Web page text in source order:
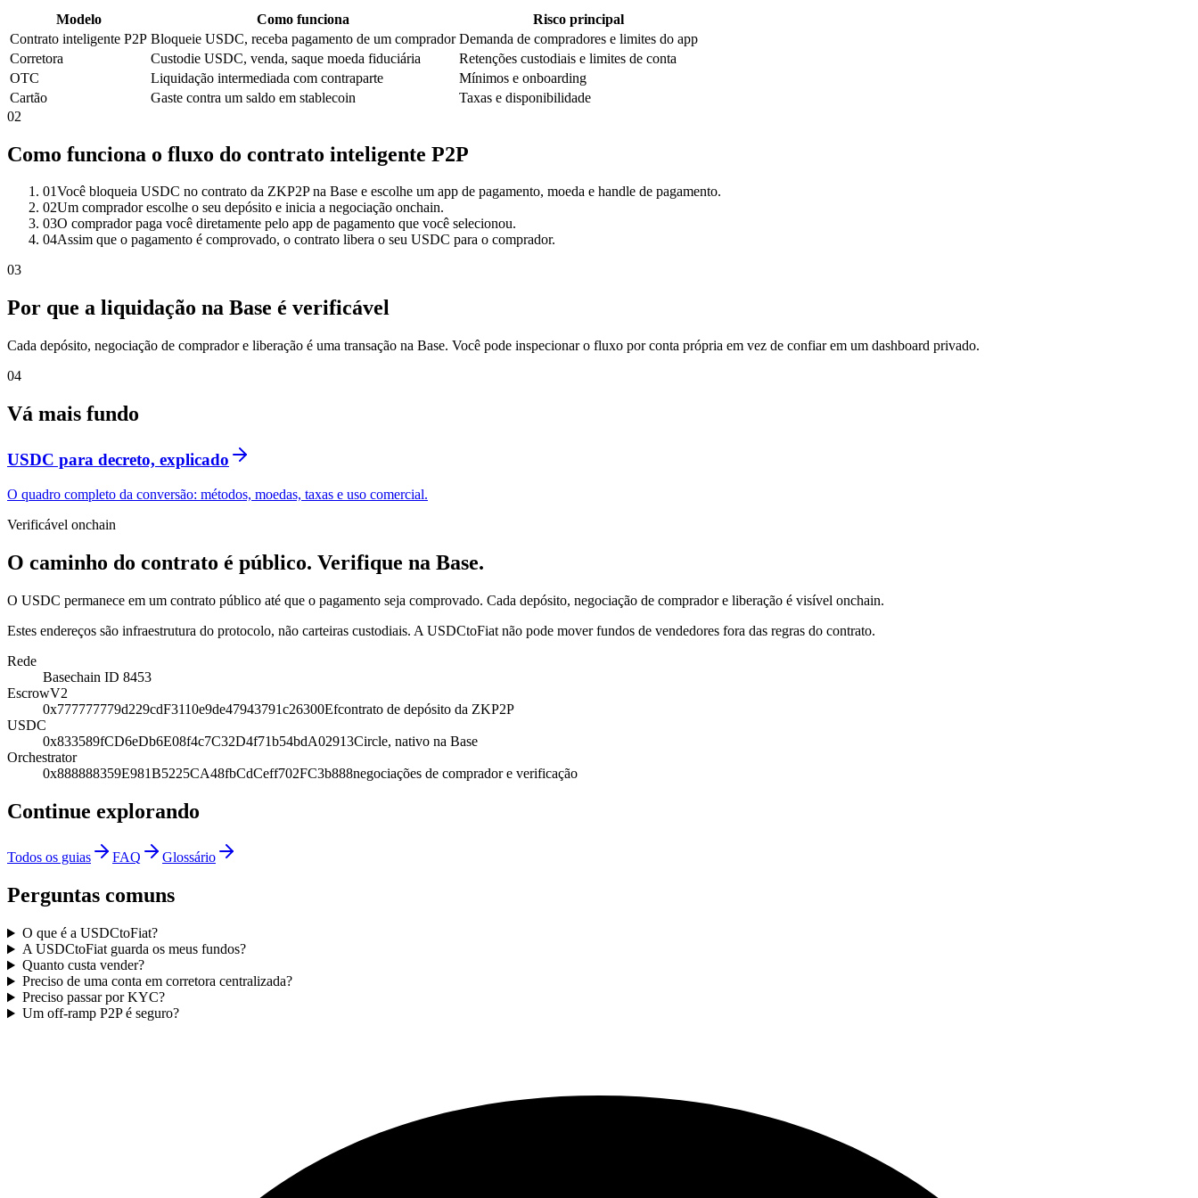
Modelo Como funciona
Risco principal
Contrato inteligente P2P Bloqueie USDC, receba pagamento de um comprador Demanda de compradores e limites do app
Corretora
Custodie USDC, venda, saque moeda fiduciária
Retenções custodiais e limites de conta
OTC
Liquidação intermediada com contraparte
Mínimos e onboarding
Cartão
Gaste contra um saldo em stablecoin
Taxas e disponibilidade
02
Como funciona o fluxo do contrato inteligente P2P
01Você bloqueia USDC no contrato da ZKP2P na Base e escolhe um app de pagamento, moeda e handle de pagamento.
02Um comprador escolhe o seu depósito e inicia a negociação onchain.
03O comprador paga você diretamente pelo app de pagamento que você selecionou.
04Assim que o pagamento é comprovado, o contrato libera o seu USDC para o comprador.
03
Por que a liquidação na Base é verificável
Cada depósito, negociação de comprador e liberação é uma transação na Base. Você pode inspecionar o fluxo por conta própria em vez de confiar em um dashboard privado.
04
Vá mais fundo
USDC para decreto, explicado
O quadro completo da conversão: métodos, moedas, taxas e uso comercial.
Verificável onchain
O caminho do contrato é público. Verifique na Base.
O USDC permanece em um contrato público até que o pagamento seja comprovado. Cada depósito, negociação de comprador e liberação é visível onchain.
Estes endereços são infraestrutura do protocolo, não carteiras custodiais. A USDCtoFiat não pode mover fundos de vendedores fora das regras do contrato.
Rede
Basechain ID 8453
EscrowV2
0x777777779d229cdF3110e9de47943791c26300Efcontrato de depósito da ZKP2P
USDC
0x833589fCD6eDb6E08f4c7C32D4f71b54bdA02913Circle, nativo na Base
Orchestrator
0x888888359E981B5225CA48fbCdCeff702FC3b888negociações de comprador e verificação
Continue explorando
Todos os guias FAQ Glossário
Perguntas comuns
O que é a USDCtoFiat?
A USDCtoFiat guarda os meus fundos?
Quanto custa vender?
Preciso de uma conta em corretora centralizada?
Preciso passar por KYC?
Um off-ramp P2P é seguro?